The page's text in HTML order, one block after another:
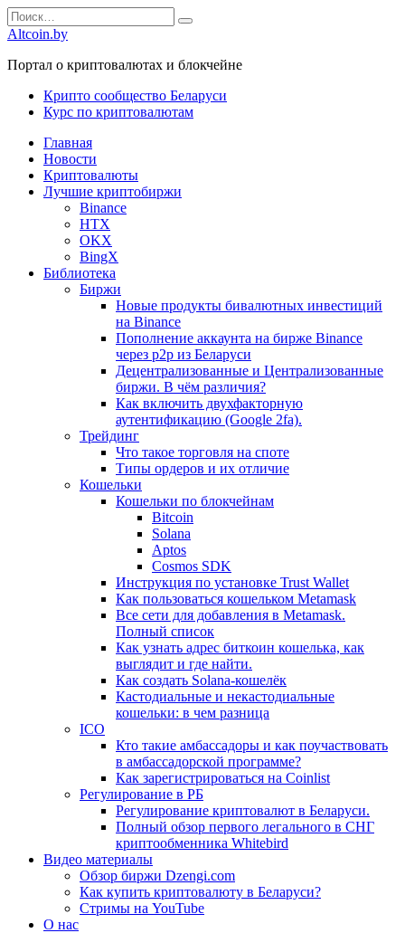
Перейти
к
содержанию
Search
for:
Altcoin.by
Портал о криптовалютах и блокчейне
Крипто сообщество Беларуси
Курс по криптовалютам
Главная
Новости
Криптовалюты
Лучшие криптобиржи
Binance
HTX
OKX
BingX
Библиотека
Биржи
Новые продукты бивалютных инвестиций
на Binance
Пополнение аккаунта на бирже Binance
через р2р из Беларуси
Децентрализованные и Централизованные
биржи. В чём различия?
Как включить двухфакторную
аутентификацию (Google 2fa).
Трейдинг
Что такое торговля на споте
Типы ордеров и их отличие
Кошельки
Кошельки по блокчейнам
Bitcoin
Solana
Aptos
Cosmos SDK
Инструкция по установке Trust Wallet
Как пользоваться кошельком Metamask
Все сети для добавления в Metamask.
Полный список
Как узнать адрес биткоин кошелька, как
выглядит и где найти.
Как создать Solana-кошелёк
Кастодиальные и некастодиальные
кошельки: в чем разница
ICO
Кто такие амбассадоры и как поучаствовать
в амбассадорской программе?
Как зарегистрироваться на Coinlist
Регулирование в РБ
Регулирование криптовалют в Беларуси.
Полный обзор первого легального в СНГ
криптообменника Whitebird
Видео материалы
Обзор биржи Dzengi.com
Как купить криптовалюту в Беларуси?
Стримы на YouTube
О нас